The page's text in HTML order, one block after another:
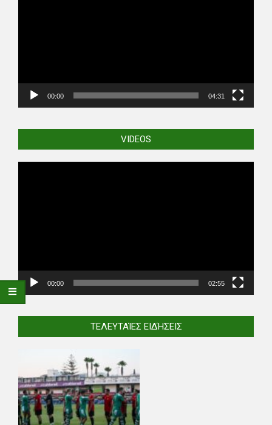
00:00 04:31
VIDEOS
00:00 02:55
ΤΕΛΕΥΤΑΊΕΣ ΕΙΔΉΣΕΙΣ